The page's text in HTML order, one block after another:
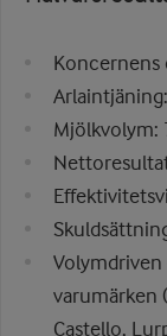
Mjölkvolym:
varumärken
Castello,